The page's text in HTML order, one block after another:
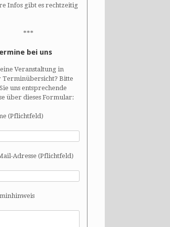
Infos gibt es rechtzeitig
***
bei uns
Veranstaltung in
Terminübersicht? Bitte
uns entsprechende
über dieses Formular:
(Pflichtfeld)
Adresse (Pflichtfeld)